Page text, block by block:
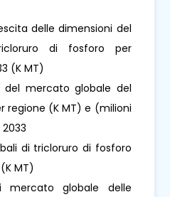
delle dimensioni del
di fosforo per
(K MT)
del mercato globale del
regione (K MT) e (milioni
2033
di tricloruro di fosforo
MT)
mercato globale delle